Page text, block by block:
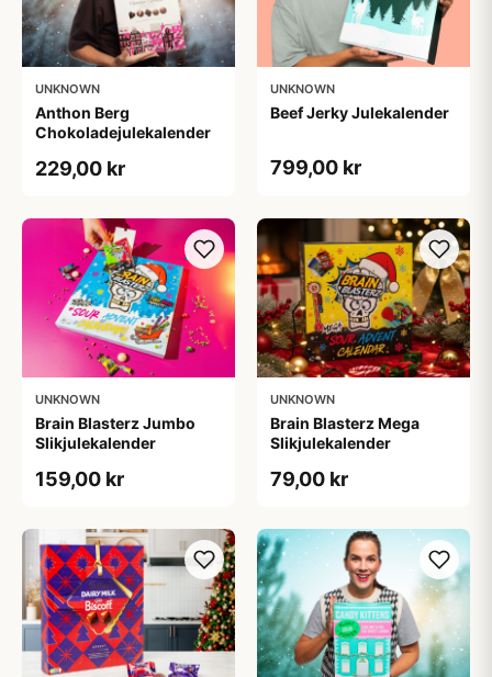
UNKNOWN
Anthon Berg
Chokoladejulekalender
229,00 kr
UNKNOWN
Beef Jerky Julekalender
799,00 kr
UNKNOWN
Brain Blasterz Jumbo
Slikjulekalender
159,00 kr
UNKNOWN
Brain Blasterz Mega
Slikjulekalender
79,00 kr